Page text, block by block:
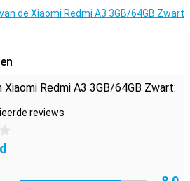
de Xiaomi Redmi A3 3GB/64GB Zwart
Redmi A3 3GB/64GB Zwart:
reviews